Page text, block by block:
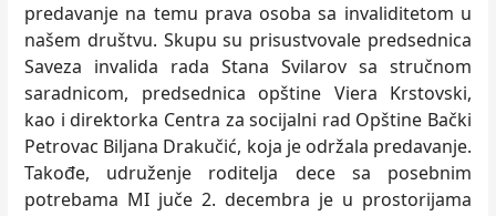
predavanje na temu prava osoba sa invaliditetom u
našem društvu. Skupu su prisustvovale predsednica
Saveza invalida rada Stana Svilarov sa stručnom
saradnicom, predsednica opštine Viera Krstovski,
kao i direktorka Centra za socijalni rad Opštine Bački
Petrovac Biljana Drakučić, koja je održala predavanje.
Takođe, udruženje roditelja dece sa posebnim
potrebama MI juče 2. decembra je u prostorijama